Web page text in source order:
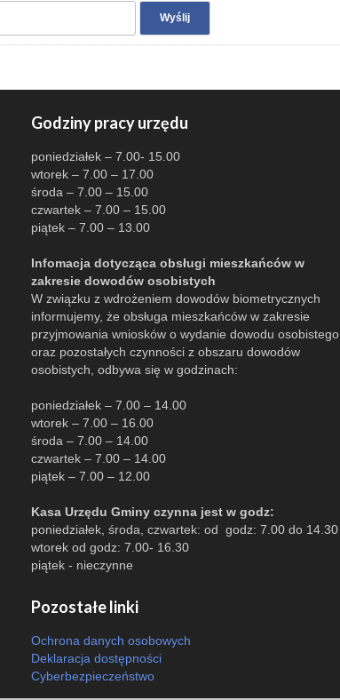
Godziny pracy urzędu
poniedziałek – 7.00- 15.00
wtorek – 7.00 – 17.00
środa – 7.00 – 15.00
czwartek – 7.00 – 15.00
piątek – 7.00 – 13.00
Infomacja dotycząca obsługi mieszkańców w
zakresie dowodów osobistych
W związku z wdrożeniem dowodów biometrycznych
informujemy, że obsługa mieszkańców w zakresie
przyjmowania wniosków o wydanie dowodu osobistego
oraz pozostałych czynności z obszaru dowodów
osobistych, odbywa się w godzinach:
poniedziałek – 7.00 – 14.00
wtorek – 7.00 – 16.00
środa – 7.00 – 14.00
czwartek – 7.00 – 14.00
piątek – 7.00 – 12.00
Kasa Urzędu Gminy czynna jest w godz:
poniedziałek, środa, czwartek: od godz: 7.00 do 14.30
wtorek od godz: 7.00- 16.30
piątek - nieczynne
Pozostałe linki
Ochrona danych osobowych
Deklaracja dostępności
Cyberbezpieczeństwo